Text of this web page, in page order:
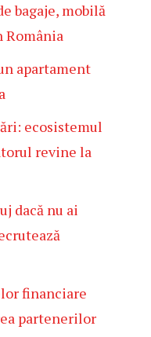
bagaje, mobilă
România
apartament
ecosistemul
revine la
dacă nu ai
financiare
partenerilor